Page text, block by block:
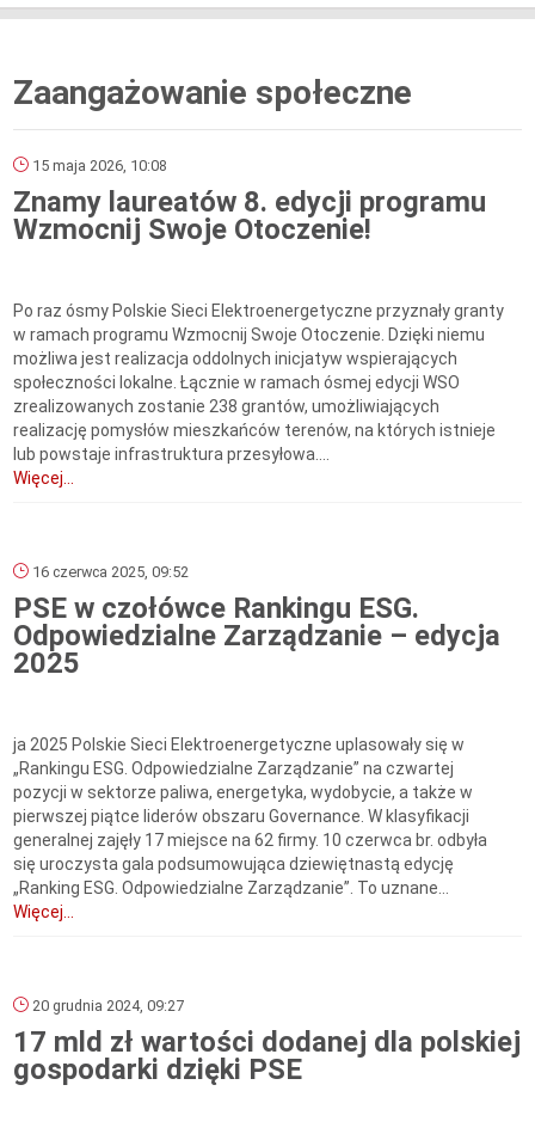
Zaangażowanie społeczne
15 maja 2026, 10:08
Znamy laureatów 8. edycji programu
Wzmocnij Swoje Otoczenie!
Po raz ósmy Polskie Sieci Elektroenergetyczne przyznały granty
w ramach programu Wzmocnij Swoje Otoczenie. Dzięki niemu
możliwa jest realizacja oddolnych inicjatyw wspierających
społeczności lokalne. Łącznie w ramach ósmej edycji WSO
zrealizowanych zostanie 238 grantów, umożliwiających
realizację pomysłów mieszkańców terenów, na których istnieje
lub powstaje infrastruktura przesyłowa....
Więcej...
16 czerwca 2025, 09:52
PSE w czołówce Rankingu ESG.
Odpowiedzialne Zarządzanie – edycja
2025
ja 2025 Polskie Sieci Elektroenergetyczne uplasowały się w
„Rankingu ESG. Odpowiedzialne Zarządzanie” na czwartej
pozycji w sektorze paliwa, energetyka, wydobycie, a także w
pierwszej piątce liderów obszaru Governance. W klasyfikacji
generalnej zajęły 17 miejsce na 62 firmy. 10 czerwca br. odbyła
się uroczysta gala podsumowująca dziewiętnastą edycję
„Ranking ESG. Odpowiedzialne Zarządzanie”. To uznane...
Więcej...
20 grudnia 2024, 09:27
17 mld zł wartości dodanej dla polskiej
gospodarki dzięki PSE